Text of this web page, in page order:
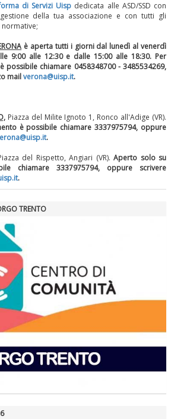
con i piedi, si possono fare le
InBlu2000 traccia il bilancio della stagione
valorizzi le nostre specificità"
di Servizi Uisp dedicata alle ASD/SSD con
della tua associazione e con tutti gli
è aperta tutti i giorni dal lunedì al venerdì
9:00 alle 12:30 e dalle 15:00 alle 18:30. Per
possibile chiamare 0458348700 - 3485534269,
mailverona@uisp.it.
Piazza del Milite Ignoto 1, Ronco all'Adige (VR).
è possibile chiamare 3337975794, oppure
.
del Rispetto, Angiari (VR). Aperto solo su
chiamare 3337975794, oppure scrivere
.
TRENTO